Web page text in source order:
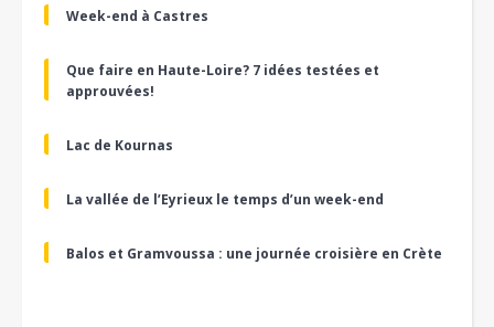
Week-end à Castres
Que faire en Haute-Loire? 7 idées testées et
approuvées!
Lac de Kournas
La vallée de l’Eyrieux le temps d’un week-end
Balos et Gramvoussa : une journée croisière en Crète